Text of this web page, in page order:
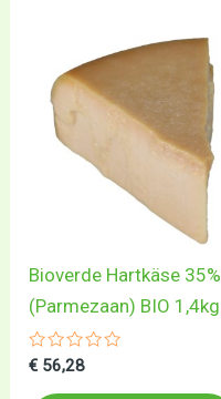
Bioverde Hartkäse 35%
(Parmezaan) BIO 1,4kg
Gewaardeerd
uit
€ 56,28